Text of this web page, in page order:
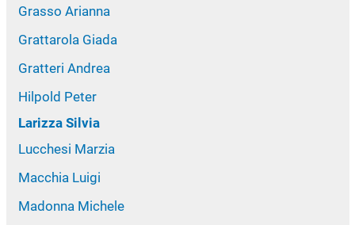
Grasso Arianna
Grattarola Giada
Gratteri Andrea
Hilpold Peter
Larizza Silvia
Lucchesi Marzia
Macchia Luigi
Madonna Michele